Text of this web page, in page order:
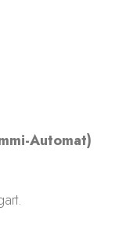
Automat)